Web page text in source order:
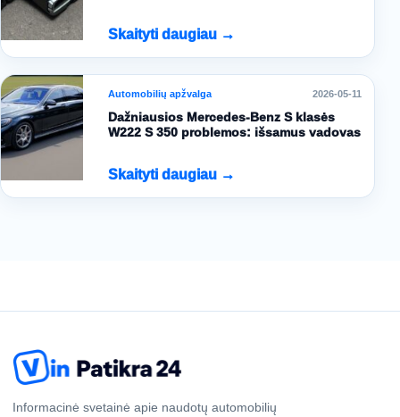
Skaityti daugiau →
Automobilių apžvalga 2026-05-11
Dažniausios Mercedes-Benz S klasės
W222 S 350 problemos: išsamus vadovas
Skaityti daugiau →
Informacinė svetainė apie naudotų automobilių